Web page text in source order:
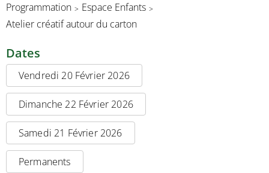
Programmation
Espace Enfants
Atelier créatif autour du carton
Dates
Vendredi 20 Février 2026
Dimanche 22 Février 2026
Samedi 21 Février 2026
Permanents